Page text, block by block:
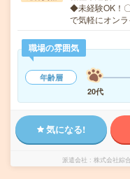
◆未経験OK！
で気軽にオン
職場の雰囲気
年齢層
20代
気になる!
派遣会社 株式会社綜